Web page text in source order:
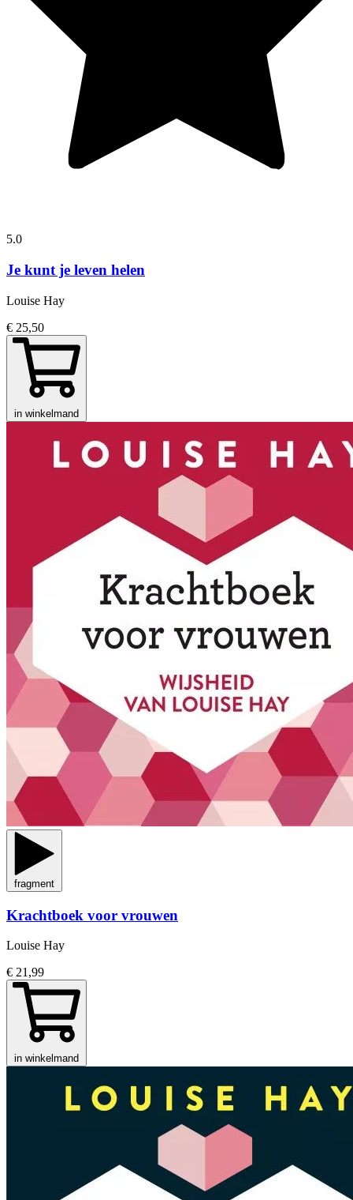
5.0
Je kunt je leven helen
Louise Hay
€ 25,50
in winkelmand
fragment
Krachtboek voor vrouwen
Louise Hay
€ 21,99
in winkelmand